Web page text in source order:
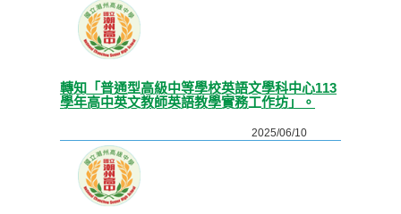
轉知「普通型高級中等學校英語文學科中心113
學年高中英文教師英語教學實務工作坊」。
2025/06/10